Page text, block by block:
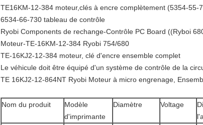
TE16KM-12-384 moteur,clés à encre complètement (5354-55-
6534-66-730 tableau de contrôle
Ryobi Components de rechange-Contrôle PC Board ((Ryboi
Moteur-TE-16KM-12-384 Ryobi 754/680
TE-16KJ2-12-384 moteur, clé d'encre ensemble complet
Le véhicule doit être équipé d'un système de contrôle de la
TE 16KJ2-12-864NT Ryobi Moteur à micro engrenage,
Nom du produit
Modèle
d'imprimante
Diamètre Voltage